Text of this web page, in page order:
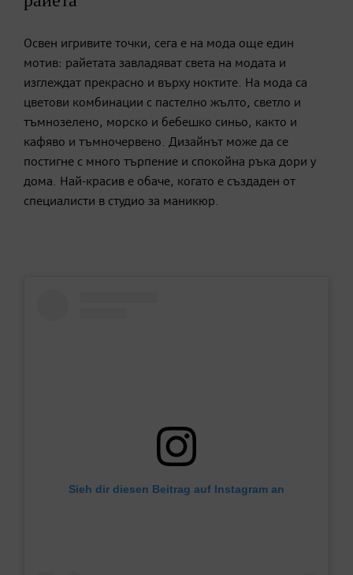
Освен игривите точки, сега е на мода още един
мотив: райетата завладяват света на модата и
изглеждат прекрасно и върху ноктите. На мода са
цветови комбинации с пастелно жълто, светло и
тъмнозелено, морско и бебешко синьо, както и
кафяво и тъмночервено. Дизайнът може да се
постигне с много търпение и спокойна ръка дори у
дома. Най-красив е обаче, когато е създаден от
специалисти в студио за маникюр.
Sieh dir diesen Beitrag auf Instagram an